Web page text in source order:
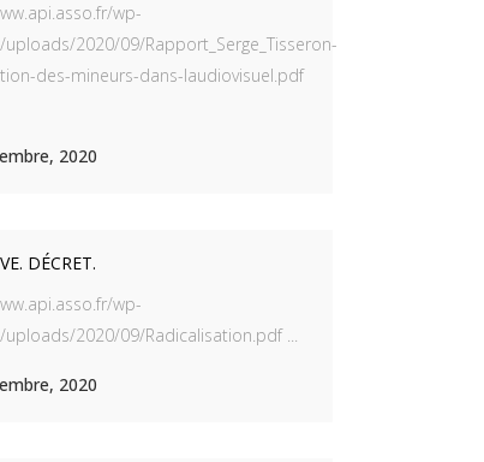
wp-
2020/09/Rapport_Serge_Tisseron-
des-mineurs-dans-laudiovisuel.pdf
2020
DÉCRET.
wp-
2020/09/Radicalisation.pdf ...
2020